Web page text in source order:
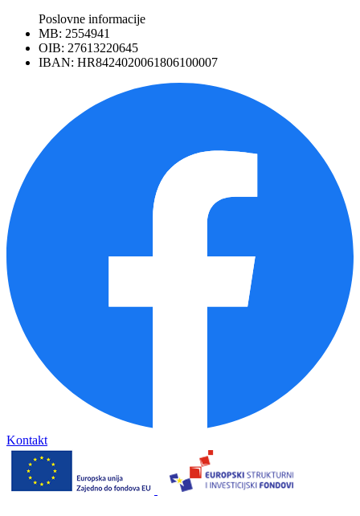
Poslovne informacije
MB: 2554941
OIB: 27613220645
IBAN: HR8424020061806100007
Kontakt